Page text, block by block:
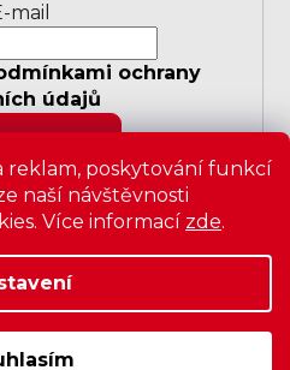
reklam, poskytování funkcí
naší návštěvnosti
Více informací zde.
mail
ochrany
údajů
údajů